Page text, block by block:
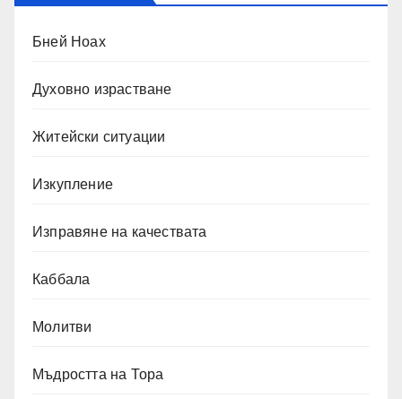
Бней Ноах
Духовно израстване
Житейски ситуации
Изкупление
Изправяне на качествата
Каббала
Молитви
Мъдростта на Тора